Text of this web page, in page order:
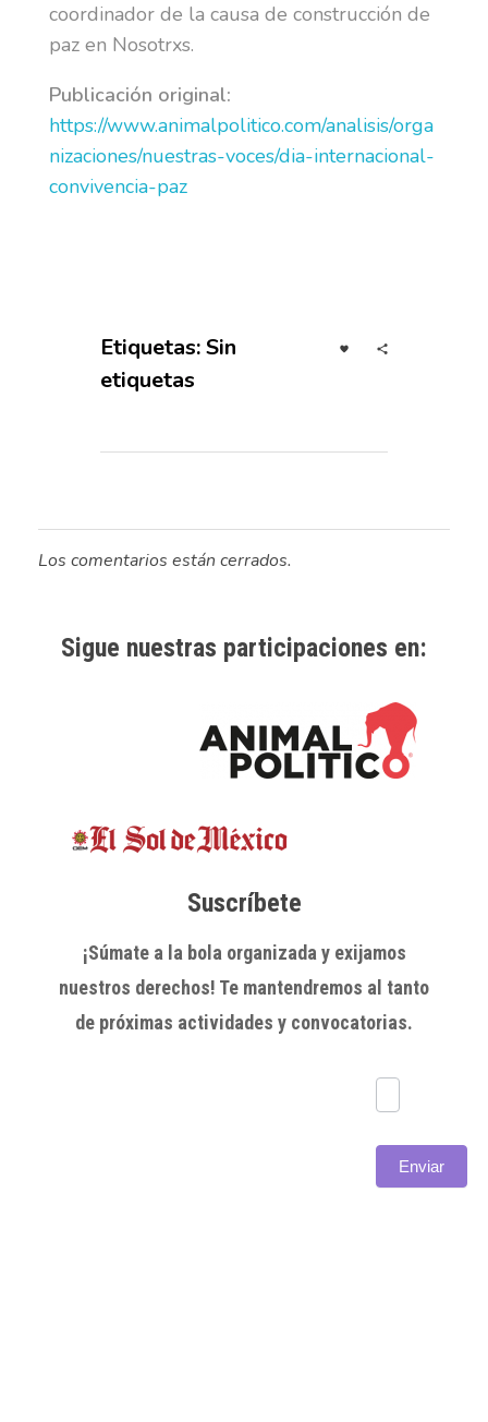
coordinador de la causa de construcción de
paz en Nosotrxs.
Publicación original:
https://www.animalpolitico.com/analisis/orga
nizaciones/nuestras-voces/dia-internacional-
convivencia-paz
Etiquetas: Sin
etiquetas
Los comentarios están cerrados.
Sigue nuestras participaciones en:
Suscríbete
¡Súmate a la bola organizada y exijamos
nuestros derechos! Te mantendremos al tanto
de próximas actividades y convocatorias.
Subscríbete
Enviar